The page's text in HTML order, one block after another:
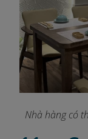
Nhà hàng có